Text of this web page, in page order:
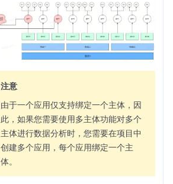
注意
由于一个应用仅支持绑定一个主体，因
此，如果您需要使用多主体功能对多个
主体进行数据分析时，您需要在项目中
创建多个应用，每个应用绑定一个主
体。